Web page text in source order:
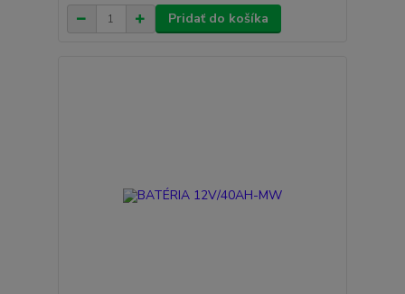
Pridať do košíka